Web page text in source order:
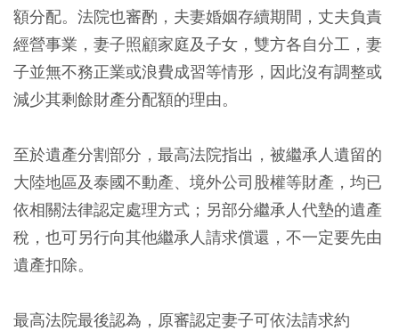
額分配。法院也審酌，夫妻婚姻存續期間，丈夫負責
經營事業，妻子照顧家庭及子女，雙方各自分工，妻
子並無不務正業或浪費成習等情形，因此沒有調整或
減少其剩餘財產分配額的理由。
至於遺產分割部分，最高法院指出，被繼承人遺留的
大陸地區及泰國不動產、境外公司股權等財產，均已
依相關法律認定處理方式；另部分繼承人代墊的遺產
稅，也可另行向其他繼承人請求償還，不一定要先由
遺產扣除。
最高法院最後認為，原審認定妻子可依法請求約